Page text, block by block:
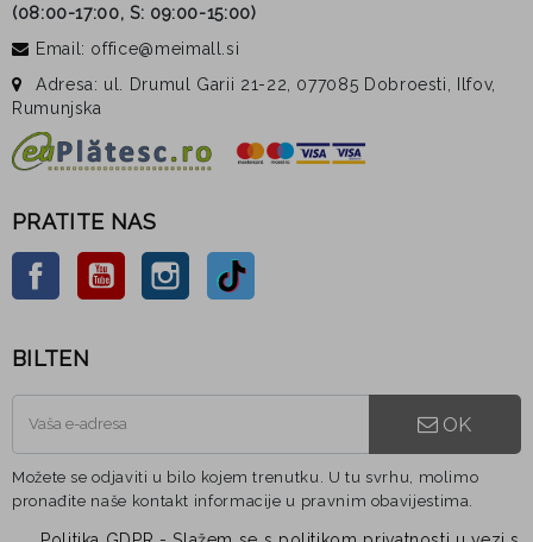
(08:00-17:00, S: 09:00-15:00)
Email: office@meimall.si
Adresa: ul. Drumul Garii 21-22, 077085 Dobroesti, Ilfov,
Rumunjska
PRATITE NAS
FacebookYouTube Instagram
BILTEN
OK
Možete se odjaviti u bilo kojem trenutku. U tu svrhu, molimo
pronađite naše kontakt informacije u pravnim obavijestima.